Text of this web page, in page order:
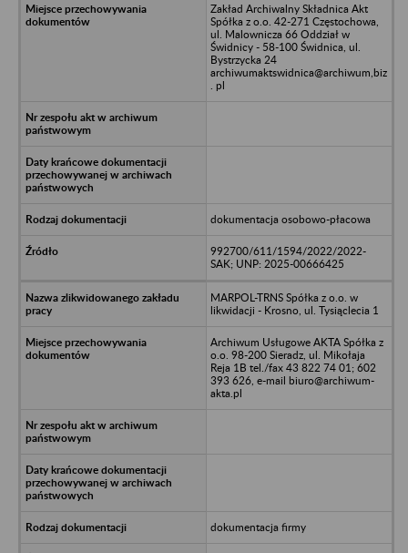
Zakład Archiwalny Składnica Akt
Spółka z o.o. 42-271 Częstochowa,
ul. Malownicza 66 Oddział w
Świdnicy - 58-100 Świdnica, ul.
Bystrzycka 24
archiwumaktswidnica@archiwum,biz
. pl
dokumentacja osobowo-płacowa
992700/611/1594/2022/2022-
SAK; UNP: 2025-00666425
MARPOL-TRNS Spółka z o.o. w
likwidacji - Krosno, ul. Tysiąclecia 1
Archiwum Usługowe AKTA Spółka z
o.o. 98-200 Sieradz, ul. Mikołaja
Reja 1B tel./fax 43 822 74 01; 602
393 626, e-mail biuro@archiwum-
akta.pl
dokumentacja firmy